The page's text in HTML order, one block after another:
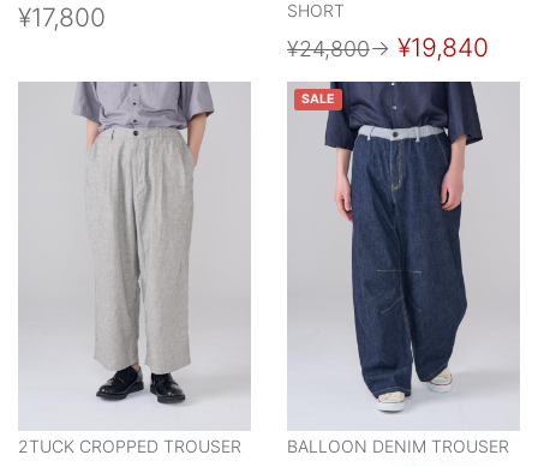
¥17,800 SHORT
¥24,800→ ¥19,840
2TUCK CROPPED TROUSER
SALE
BALLOON DENIM TROUSER